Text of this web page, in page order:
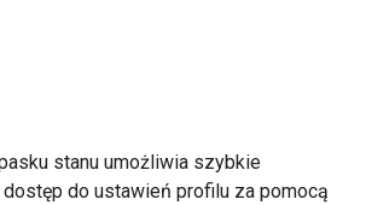
stanu umożliwia szybkie
do ustawień profilu za pomocą